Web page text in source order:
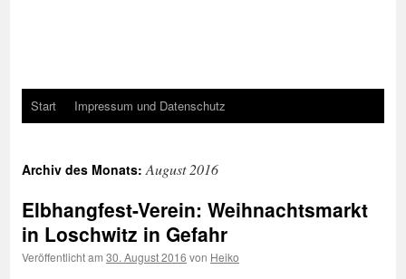
Start Impressum und Datenschutz
Archiv des Monats:August 2016
Elbhangfest-Verein: Weihnachtsmarkt
in Loschwitz in Gefahr
Veröffentlicht am 30. August 2016 von Heiko